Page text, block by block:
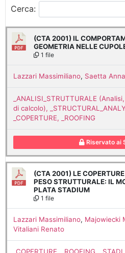
Cerca:
(CTA 2001) IL
GEOMETRIA NELLE
1 file
Lazzari Massimiliano, Saetta Anna
_ANALISI_STRUTTURALE
di calcolo),
_COPERTURE, _ROOFING
Riservato ai
(CTA 2001) LE
PESO STRUTTURALE: IL
PLATA STADIUM
1 file
Lazzari Massimiliano, Majowiecki
Vitaliani Renato
_COPERTURE, _ROOFING,